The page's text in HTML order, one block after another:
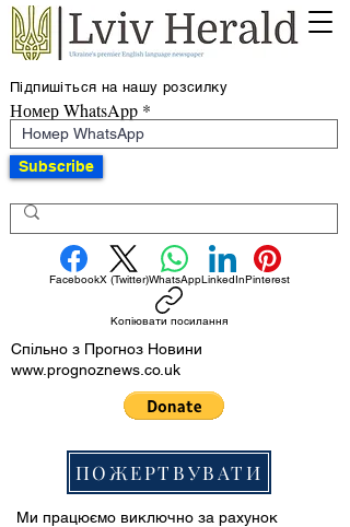
Підпишіться на нашу розсилку
Номер WhatsApp
Subscribe
FacebookX (Twitter)WhatsAppLinkedInPinterest
Копіювати посилання
Спільно з Прогноз Новини
www.prognoznews.co.uk
ПОЖЕРТВУВАТИ
Ми працюємо виключно за рахунок